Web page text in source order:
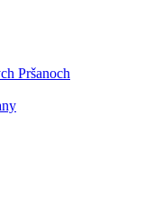
Pršanoch